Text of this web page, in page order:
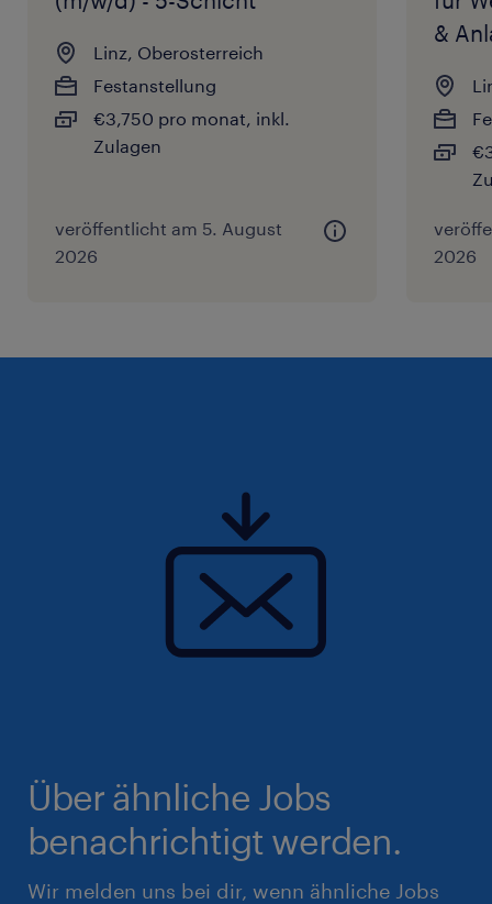
Linz, Oberosterreich
Festanstellung
€3,750 pro monat, inkl.
Zulagen
veröffentlicht am 5. August
2026
&
2026
Über ähnliche Jobs
benachrichtigt werden.
Wir melden uns bei dir, wenn ähnliche Jobs